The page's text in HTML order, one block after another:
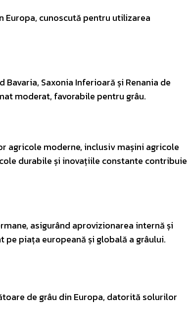
Europa, cunoscută pentru utilizarea
Saxonia Inferioară și Renania de
moderat, favorabile pentru grâu.
agricole moderne, inclusiv mașini agricole
durabile și inovațiile constante contribuie
asigurând aprovizionarea internă și
piața europeană și globală a grâului.
de grâu din Europa, datorită solurilor